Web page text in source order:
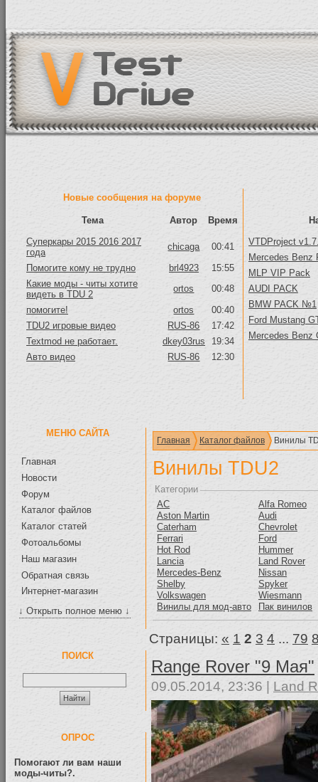
Новые сообщения на форуме
Тема Автор
Время
Суперкары 2015 2016 2017
года
chicaga
00:41
Помогите кому не трудно
brl4923
15:55
Какие моды - читы хотите
видеть в TDU 2
ortos
00:48
помогите!
ortos
00:40
TDU2 игровые видео
RUS-86
17:42
Textmod не работает.
dkey03rus
19:34
Авто видео
RUS-86 12:30
VTDProject
Mercedes Benz
MLP VIP Pack
AUDI PACK
BMW PACK №1
Ford Mustang
Mercedes Benz
МЕНЮ САЙТА
Главная
Новости
Форум
Каталог файлов
Каталог статей
Фотоальбомы
Наш магазин
Обратная связь
Интернет-магазин
↓ Открыть полное меню ↓
ПОИСК
ОПРОС
Помогают ли вам наши
моды-читы?.
Главная Каталог файлов Винилы
Винилы TDU2
Категории
AC
Alfa Romeo
Aston Martin
Audi
Caterham
Chevrolet
Ferrari
Ford
Hot Rod
Hummer
Lancia
Land Rover
Mercedes-Benz
Nissan
Shelby
Spyker
Volkswagen
Wiesmann
Винилы для мод-авто
Пак винилов
Страницы: « 1 2 3 4 ... 79
Range Rover "9 Мая"
09.05.2014, 23:36 | Land